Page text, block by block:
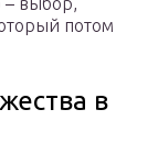
потом
в